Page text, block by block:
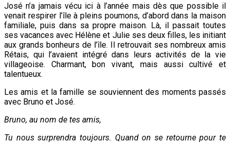
José n’a jamais vécu ici à l’année mais dès que possible il
venait respirer l’île à pleins poumons, d’abord dans la maison
familiale, puis dans sa propre maison. Là, il passait toutes
ses vacances avec Hélène et Julie ses deux filles, les initiant
aux grands bonheurs de l’île. Il retrouvait ses nombreux amis
Rétais, qui l’avaient intégré dans leurs activités de la vie
villageoise. Charmant, bon vivant, mais aussi cultivé et
talentueux.
Les amis et la famille se souviennent des moments passés
avec Bruno et José.
Bruno, au nom de tes amis,
Tu nous surprendra toujours. Quand on se retourne pour te